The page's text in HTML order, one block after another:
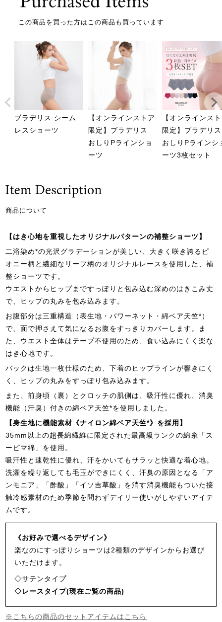
この商品を買った方はこの商品も買っています
ブラデリス シーム
レスショーツ
【オンラインストア
限定】ブラデリス
おしりPラインショ
ーツ
【オンラインス
限定】ブラデリス
おしりPラインシ
ーツ3枚セット
商品について
【はき心地を重視したオリジナルパターンの補整ショーツ】
二浴染め*の光沢グラデーションが美しい、大きく咲き誇るピ
オニー柄と繊細なリーフ柄のオリジナルレースを使用した、補
整ショーツです。
ウエストからヒップまですっぽりと包み込む深めのはきこみ丈
で、ヒップの丸みを包み込みます。
お腹部分は三重構造（表生地・パワーネット・綿ベア天竺*）
で、面で押さえて気になるお腹をすっきりカバーします。ま
た、ウエスト全体はテープ不使用のため、食い込みにくく楽な
はき心地です。
バックは生地一枚仕様のため、下着のヒップラインが響きにく
く、ヒップの丸みをすっぽり包み込みます。
また、前身頃（裏）とクロッチの肌側は、吸汗性に優れ、消臭
機能（汗臭）付きの綿ベア天竺*を使用しました。
【身生地に機能素材《ナイロン綿ベア天竺*》を採用】
35mm以上の超長綿繊維に限定された最高級ランクの綿糸「ス
ーピマ綿」を使用。
吸汗性と速乾性に優れ、汗をかいてもサラッと快適な着心地。
洗濯を繰り返しても毛玉ができにくく、汗臭の原因となる「ア
ンモニア」「酢酸」「イソ吉草酸」を消す消臭機能もついた接
触冷感素材のため季節を問わずデイリー使いがしやすいアイテ
ムです。
《お好みで選べるデザイン》
楽なのにすっぽりショーツは2種類のデザインからお選び
いただけます。
◇サテンタイプ
◇レースタイプ(現在ご覧の商品)
※こちらの商品のセットアイテムはこちら